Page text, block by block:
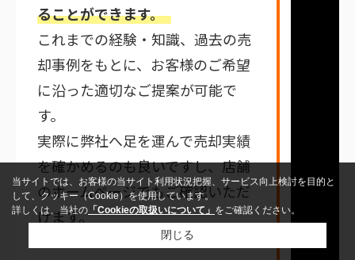
ることができます。
これまでの経験・知識、過去の売
却事例をもとに、お客様のご希望
に沿った適切なご提案が可能で
す。
実際に弊社へ足を運んで売却実績
を確かめるのも良いですし、店舗
のホームページでもご確認いただ
けます。
当サイトでは、お客様の当サイト利用状況把握、サービス向上検討を目的と
して、クッキー（Cookie）を使用しています。
詳しくは、当社の 「Cookieの取扱いについて」 をご確認ください。
閉じる